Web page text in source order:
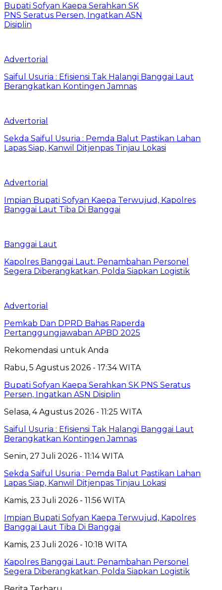
Bupati Sofyan Kaepa Serahkan SK
PNS Seratus Persen, Ingatkan ASN
Disiplin
Advertorial
Saiful Usuria : Efisiensi Tak Halangi Banggai Laut
Berangkatkan Kontingen Jamnas
Advertorial
Sekda Saiful Usuria : Pemda Balut Pastikan Lahan
Lapas Siap, Kanwil Ditjenpas Tinjau Lokasi
Advertorial
Impian Bupati Sofyan Kaepa Terwujud, Kapolres
Banggai Laut Tiba Di Banggai
Banggai Laut
Kapolres Banggai Laut: Penambahan Personel
Segera Diberangkatkan, Polda Siapkan Logistik
Advertorial
Pemkab Dan DPRD Bahas Raperda
Pertanggungjawaban APBD 2025
Rekomendasi untuk Anda
Rabu, 5 Agustus 2026 - 17:34 WITA
Bupati Sofyan Kaepa Serahkan SK PNS Seratus
Persen, Ingatkan ASN Disiplin
Selasa, 4 Agustus 2026 - 11:25 WITA
Saiful Usuria : Efisiensi Tak Halangi Banggai Laut
Berangkatkan Kontingen Jamnas
Senin, 27 Juli 2026 - 11:14 WITA
Sekda Saiful Usuria : Pemda Balut Pastikan Lahan
Lapas Siap, Kanwil Ditjenpas Tinjau Lokasi
Kamis, 23 Juli 2026 - 11:56 WITA
Impian Bupati Sofyan Kaepa Terwujud, Kapolres
Banggai Laut Tiba Di Banggai
Kamis, 23 Juli 2026 - 10:18 WITA
Kapolres Banggai Laut: Penambahan Personel
Segera Diberangkatkan, Polda Siapkan Logistik